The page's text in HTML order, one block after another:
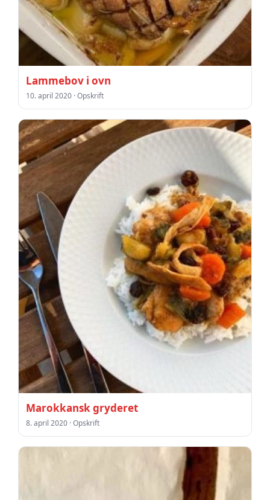
Lammebov i ovn
10. april 2020 · Opskrift
Marokkansk gryderet
8. april 2020 · Opskrift